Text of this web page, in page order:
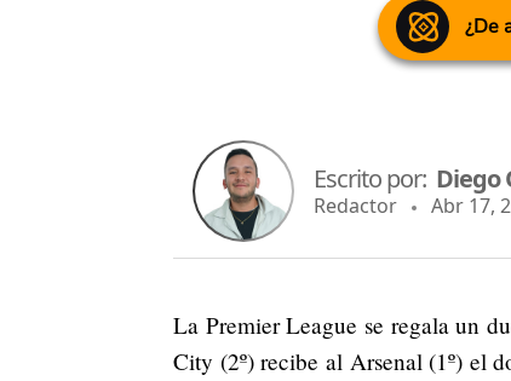
¿De
Escrito por: Diego
Redactor Abr 17,
La Premier League se regala un
City (2º) recibe al Arsenal (1º) el